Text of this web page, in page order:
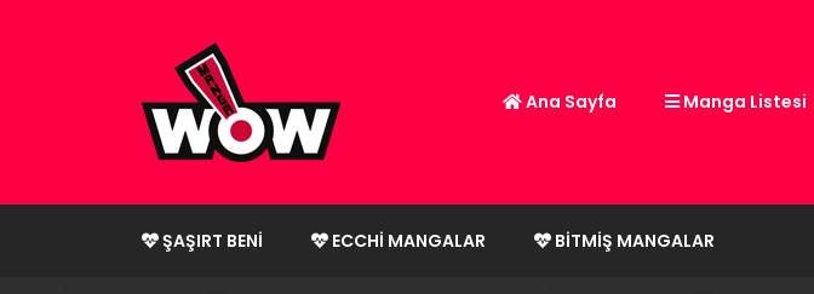
Ana Sayfa Manga Listesi
ŞAŞIRT BENI ECCHI MANGALAR BITMIŞ MANGALAR